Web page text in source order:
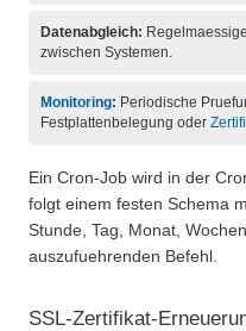
Datenabgleich:
zwischen Systemen.
Monitoring: Periodische
Festplattenbelegung oder
Ein Cron-Job wird in der
folgt einem festen Schema
Stunde, Tag, Monat,
auszufuehrenden Befehl.
SSL-Zertifikat-